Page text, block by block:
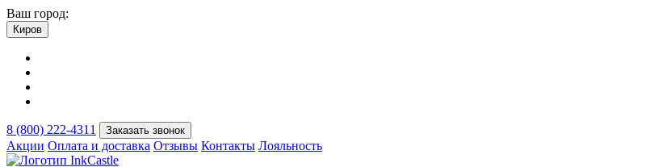
Ваш город:
Киров
8 (800) 222-4311 Заказать звонок
Акции Оплата и доставка Отзывы Контакты Лояльность